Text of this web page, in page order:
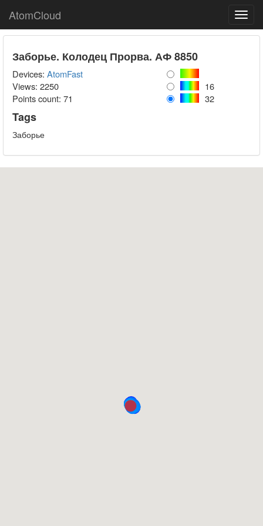
AtomCloud
Заборье. Колодец Прорва. АФ 8850
Devices: AtomFast
Views: 2250
16
Points count: 71 32
Tags
Заборье